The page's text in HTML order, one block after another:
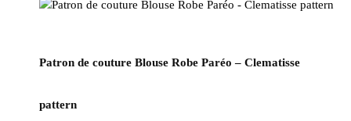
Patron de couture Blouse Robe Paréo – Clematisse
pattern